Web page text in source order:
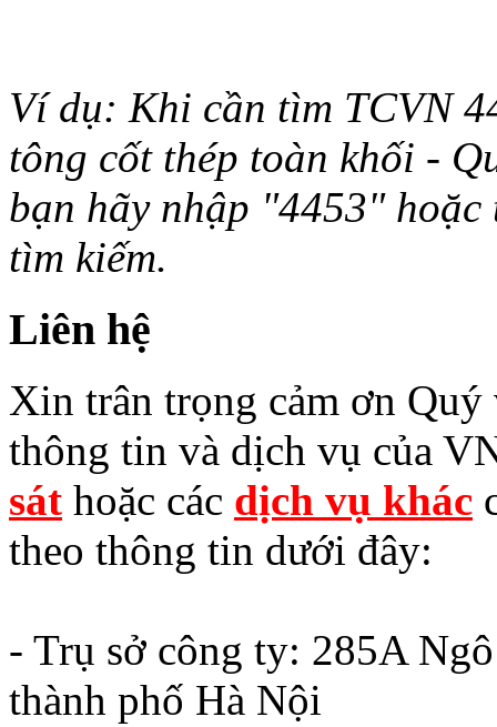
Ví dụ: Khi cần tìm TCVN
tông cốt thép toàn khối -
bạn hãy nhập "4453"
tìm kiếm.
Liên hệ
Xin trân trọng cảm ơn
thông tin và dịch vụ của
sát hoặc các dịch vụ khác
theo thông tin dưới đây:
- Trụ sở công ty: 285A
thành phố Hà Nội